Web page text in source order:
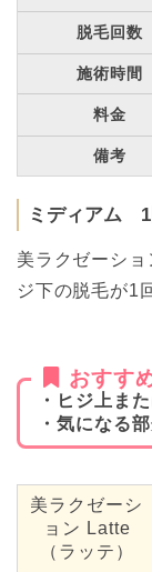
脱毛回数
施術時間
料金
備考
ミディアム
美ラクゼーシ
ジ下の脱毛が1
おすす
・ヒジ上ま
・気になる
美ラクゼーシ
ョン Latte
（ラッテ）